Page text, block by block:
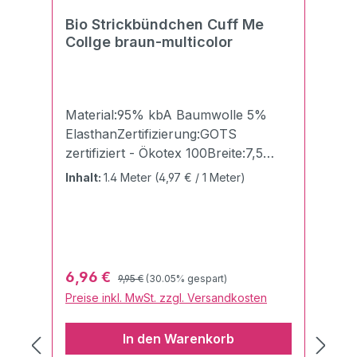
Bio Strickbündchen Cuff Me
Collge braun-multicolor
Material:95% kbA Baumwolle 5%
ElasthanZertifizierung:GOTS
zertifiziert - Ökotex 100Breite:7,5
cmLänge:140 cmGewicht:510g/qmDie
Tat umzusetzen.Die
Flachstrickbündchen sind besonders
weich und daher perfekt für
verschiedenste
Inhalt: 1.4 Meter (4,97 € / 1 Meter)
Verkaufspreis:
6,96 € Regulärer Preis:
9,95 € (30.05% gespart)
Preise inkl. MwSt. zzgl. Versandkosten
In den Warenkorb